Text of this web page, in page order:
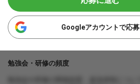
Googleアカウントで応募
勉強会・研修の頻度